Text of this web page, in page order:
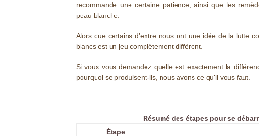
recommande une certaine patience; ainsi que les
peau blanche.
Alors que certains d’entre nous ont une idée de la lutte
blancs est un jeu complètement différent.
Si vous vous demandez quelle est exactement la
pourquoi se produisent-ils, nous avons ce qu’il vous faut.
Résumé des étapes pour se
Étape